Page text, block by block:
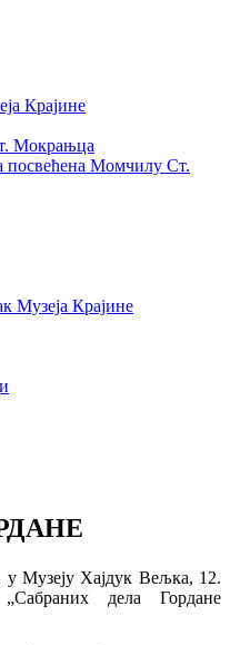
Крајине
Мокрањца
посвећена Момчилу Ст.
Музеја Крајине
у Музеју Хајдук Вељка, 12.
дела Гордане